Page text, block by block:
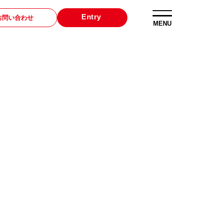
問い合わせ Entry